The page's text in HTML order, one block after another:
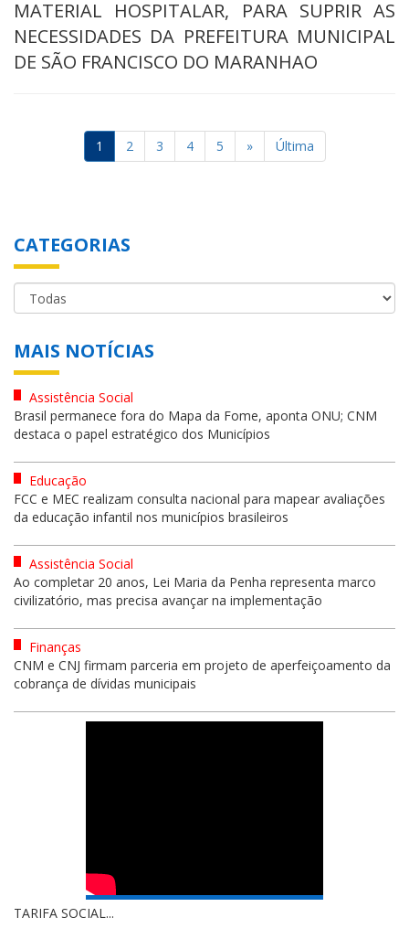
MATERIAL HOSPITALAR, PARA SUPRIR AS
NECESSIDADES DA PREFEITURA MUNICIPAL
DE SÃO FRANCISCO DO MARANHAO
1 2 3 4 5 » Última
CATEGORIAS
MAIS NOTÍCIAS
Assistência Social
Brasil permanece fora do Mapa da Fome, aponta ONU; CNM
destaca o papel estratégico dos Municípios
Educação
FCC e MEC realizam consulta nacional para mapear avaliações
da educação infantil nos municípios brasileiros
Assistência Social
Ao completar 20 anos, Lei Maria da Penha representa marco
civilizatório, mas precisa avançar na implementação
Finanças
CNM e CNJ firmam parceria em projeto de aperfeiçoamento da
cobrança de dívidas municipais
TARIFA SOCIAL...